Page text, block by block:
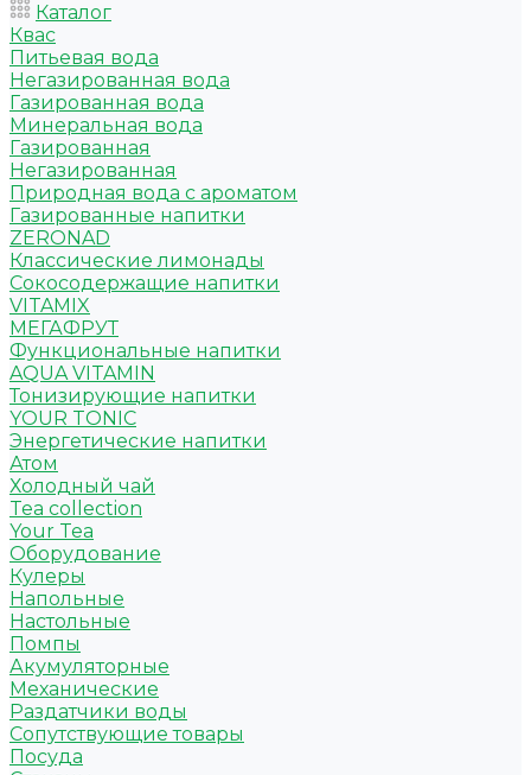
Каталог
Квас
Питьевая вода
Негазированная вода
Газированная вода
Минеральная вода
Газированная
Негазированная
Природная вода с ароматом
Газированные напитки
ZERONAD
Классические лимонады
Сокосодержащие напитки
VITAMIX
МЕГАФРУТ
Функциональные напитки
AQUA VITAMIN
Тонизирующие напитки
YOUR TONIC
Энергетические напитки
Атом
Холодный чай
Tea collection
Your Tea
Оборудование
Кулеры
Напольные
Настольные
Помпы
Акумуляторные
Механические
Раздатчики воды
Сопутствующие товары
Посуда